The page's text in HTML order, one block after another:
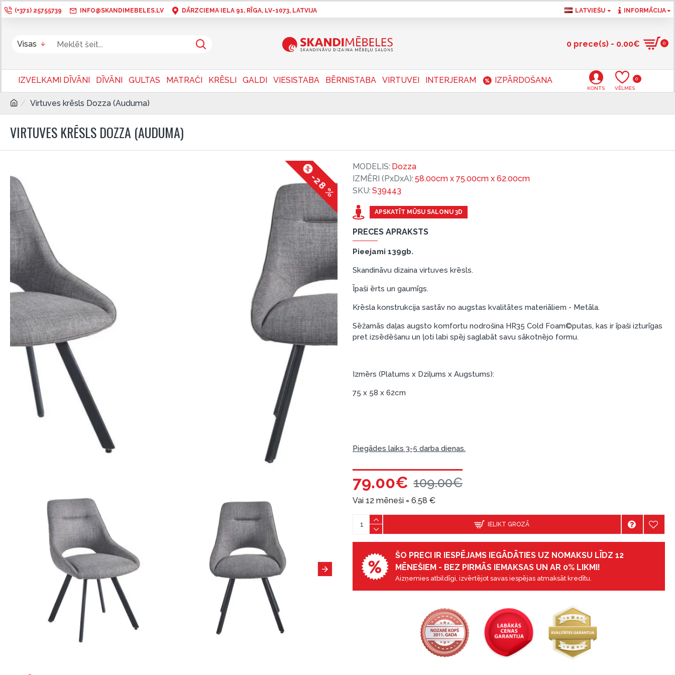
(+371) 25755739 INFO@SKANDIMEBELES.LV DĀRZCIEMA IELA 91, RĪGA, LV-1073, LATVIJA LATVIEŠU INFORMĀCIJA
Visas 0 prece(s) - 0.00€ 0
IZVELKAMI DĪVĀNI DĪVĀNI GULTAS MATRAČI KRĒSLI GALDI VIESISTABA BĒRNISTABA VIRTUVEI INTERJERAM IZPĀRDOŠANA
KONTS VĒLMES
0
Virtuves krēsls Dozza (Auduma)
VIRTUVES KRĒSLS DOZZA (AUDUMA)
-28 %
APSKATĪT MŪSU SALONU 3D
PRECES APRAKSTS
Pieejami 139gb.
Skandināvu dizaina virtuves krēsls.
Īpaši ērts un gaumīgs.
Krēsla konstrukcija sastāv no augstas kvalitātes materiāliem - Metāla.
Sēžamās daļas augsto komfortu nodrošina HR35 Cold Foam©putas, kas ir īpaši izturīgas
pret izsēdēšanu un ļoti labi spēj saglabāt savu sākotnējo formu.
Izmērs (Platums x Dziļums x Augstums):
75 x 58 x 62cm
Piegādes laiks 3-5 darba dienas.
MODELIS: Dozza
IZMĒRI (PxDxA): 58.00cm x 75.00cm x 62.00cm
SKU: S39443
79.00€ 109.00€
Vai 12 mēneši = 6.58 €
IELIKT GROZĀ
ŠO PRECI IR IESPĒJAMS IEGĀDĀTIES UZ NOMAKSU LĪDZ 12
MĒNEŠIEM - BEZ PIRMĀS IEMAKSAS UN AR 0% LIKMI!
Aizņemies atbildīgi, izvērtējot savas iespējas atmaksāt kredītu.